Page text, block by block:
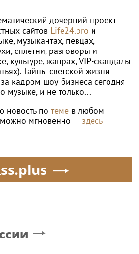
дочерний проект
сайтов Life24.pro и
музыкантах, певцах,
сплетни, разговоры и
культуре, жанрах, VIP-скандалы
Тайны светской жизни
кадром шоу-бизнеса сегодня
музыке, и не только...
новость по теме в любом
можно мгновенно — здесь